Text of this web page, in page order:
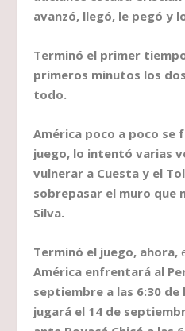
avanzó, llegó, le pegó y
Terminó el primer
primeros minutos los
todo.
América poco a poco se
juego, lo intentó varias
vulnerar a Cuesta y el
sobrepasar el muro que
Silva.
Terminó el juego, ahora,
América enfrentará al
septiembre a las 6:30
jugará el 14 de